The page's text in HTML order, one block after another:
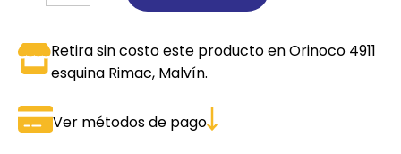
Retira sin costo este producto en Orinoco 4911
esquina Rimac, Malvín.
Ver métodos de pago